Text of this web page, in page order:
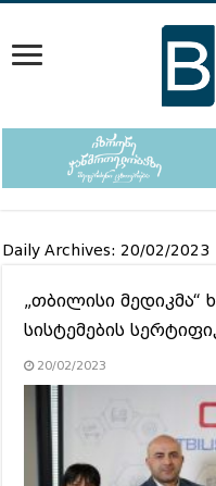
Daily Archives: 20/02/2023
„თბილისი მედიკმა“
სისტემების
20/02/2023